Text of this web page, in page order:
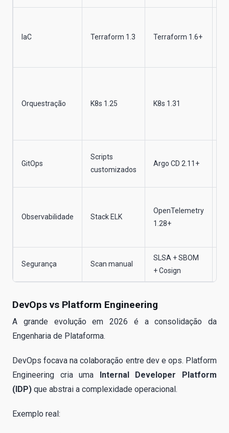
IaC Terraform 1.3 Terraform 1.6+
Orquestração K8s 1.25 K8s 1.31
GitOps
Scripts
customizados
Argo CD 2.11+
Observabilidade Stack ELK
OpenTelemetry
1.28+
Segurança Scan manual
SLSA + SBOM
+ Cosign
DevOps vs Platform Engineering
A grande evolução em 2026 é a consolidação da
Engenharia de Plataforma.
DevOps focava na colaboração entre dev e ops. Platform
Engineering cria uma Internal Developer Platform
(IDP) que abstrai a complexidade operacional.
Exemplo real: